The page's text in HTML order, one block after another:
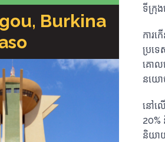
Burkina
ទីក្រុ
ការ
ប្រទ
គោលដ
នយោប
នៅល
20%
និយា